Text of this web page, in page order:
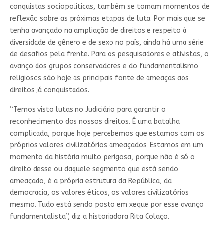
conquistas sociopolíticas, também se tornam momentos de
reflexão sobre as próximas etapas de luta. Por mais que se
tenha avançado na ampliação de direitos e respeito à
diversidade de gênero e de sexo no país, ainda há uma série
de desafios pela frente. Para os pesquisadores e ativistas, o
avanço dos grupos conservadores e do fundamentalismo
religiosos são hoje as principais fonte de ameaças aos
direitos já conquistados.
“Temos visto lutas no Judiciário para garantir o
reconhecimento dos nossos direitos. É uma batalha
complicada, porque hoje percebemos que estamos com os
próprios valores civilizatórios ameaçados. Estamos em um
momento da história muito perigosa, porque não é só o
direito desse ou daquele segmento que está sendo
ameaçado, é a própria estrutura da República, da
democracia, os valores éticos, os valores civilizatórios
mesmo. Tudo está sendo posto em xeque por esse avanço
fundamentalista”, diz a historiadora Rita Colaço.